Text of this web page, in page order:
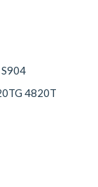
4820T